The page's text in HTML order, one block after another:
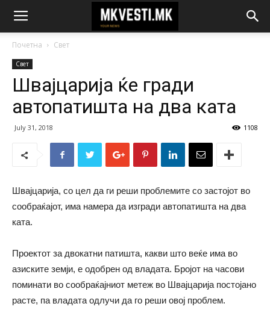
Почетна Свет
Свет
Швајцарија ќе гради
автопатишта на два ката
July 31, 2018 1108
Швајцарија, со цел да ги реши проблемите со застојот во
сообраќајот, има намера да изгради автопатишта на два
ката.
Проектот за двокатни патишта, какви што веќе има во
азиските земји, е одобрен од владата. Бројот на часови
поминати во сообраќајниот метеж во Швајцарија постојано
расте, па владата одлучи да го реши овој проблем.